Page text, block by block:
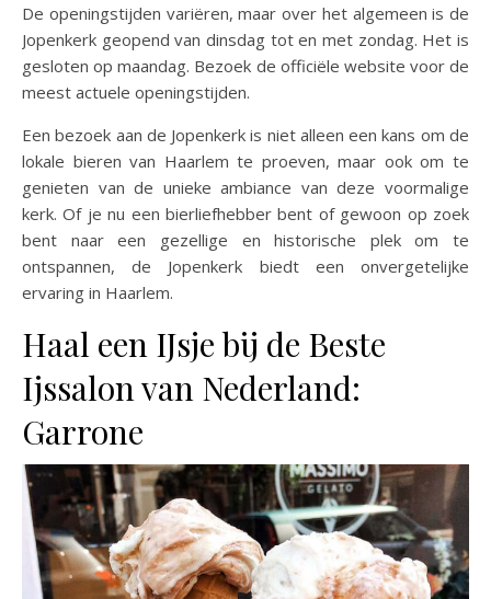
De openingstijden variëren, maar over het algemeen is de
Jopenkerk geopend van dinsdag tot en met zondag. Het is
gesloten op maandag. Bezoek de officiële website voor de
meest actuele openingstijden.
Een bezoek aan de Jopenkerk is niet alleen een kans om de
lokale bieren van Haarlem te proeven, maar ook om te
genieten van de unieke ambiance van deze voormalige
kerk. Of je nu een bierliefhebber bent of gewoon op zoek
bent naar een gezellige en historische plek om te
ontspannen, de Jopenkerk biedt een onvergetelijke
ervaring in Haarlem.
Haal een IJsje bij de Beste
Ijssalon van Nederland:
Garrone